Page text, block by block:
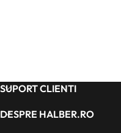
SUPORT CLIENTI
DESPRE HALBER.RO